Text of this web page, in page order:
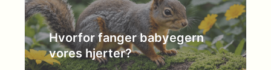
Hvorfor fanger babyegern
vores hjerter?